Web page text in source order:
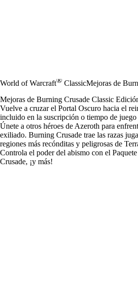
World of Warcraft® ClassicMejoras de
Mejoras de Burning Crusade Classic
Vuelve a cruzar el Portal Oscuro hacia el
incluido en la suscripción o tiempo de
Únete a otros héroes de Azeroth para
exiliado. Burning Crusade trae las razas
regiones más recónditas y peligrosas de
Controla el poder del abismo con el
Crusade, ¡y más!